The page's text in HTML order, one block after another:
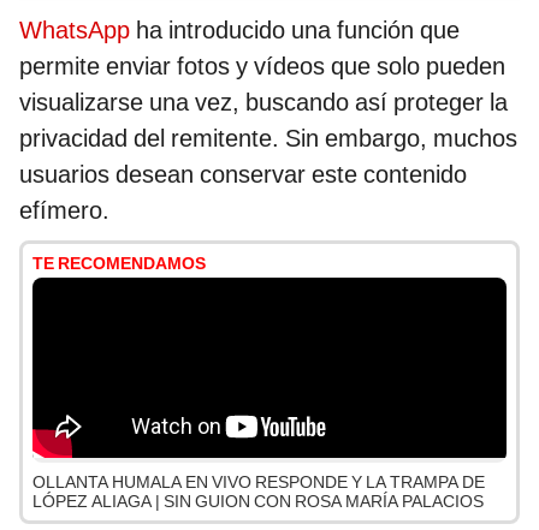
WhatsApp ha introducido una función que
permite enviar fotos y vídeos que solo pueden
visualizarse una vez, buscando así proteger la
privacidad del remitente. Sin embargo, muchos
usuarios desean conservar este contenido
efímero.
TE RECOMENDAMOS
OLLANTA HUMALA EN VIVO RESPONDE Y LA TRAMPA DE
LÓPEZ ALIAGA | SIN GUION CON ROSA MARÍA PALACIOS